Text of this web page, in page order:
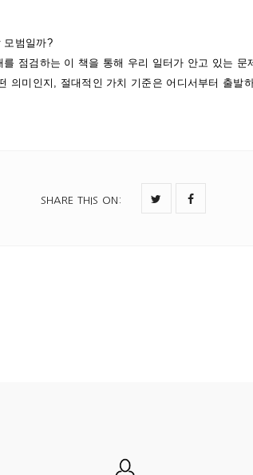
모범일까?
점검하는 이 책을 통해 우리 일터가 안고 있는
의미인지, 절대적인 가치 기준은 어디서부터 출발
SHARE THIS ON :